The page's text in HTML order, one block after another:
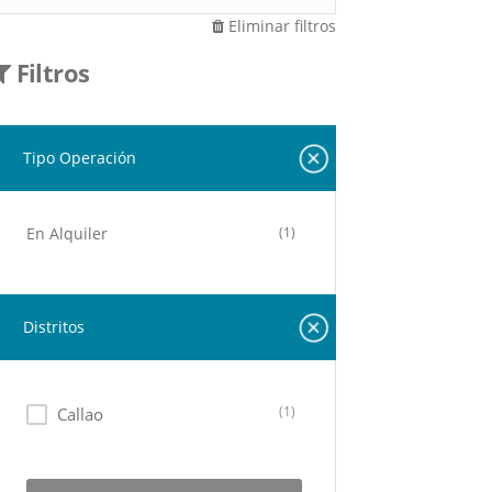
Eliminar filtros
Filtros
Tipo Operación
En Alquiler (1)
Distritos
Callao (1)